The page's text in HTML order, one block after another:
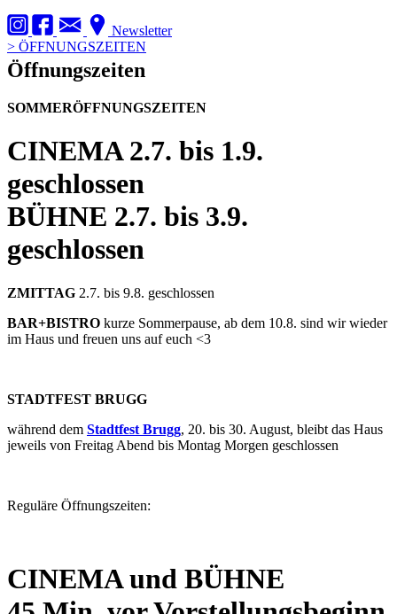
Newsletter
> ÖFFNUNGSZEITEN
Öffnungszeiten
SOMMERÖFFNUNGSZEITEN
CINEMA2.7. bis 1.9.
geschlossen
BÜHNE 2.7. bis 3.9.
geschlossen
ZMITTAG 2.7. bis 9.8. geschlossen
BAR+BISTRO kurze Sommerpause, ab dem 10.8. sind wir wieder
im Haus und freuen uns auf euch <3
STADTFEST BRUGG
während dem Stadtfest Brugg, 20. bis 30. August, bleibt das Haus
jeweils von Freitag Abend bis Montag Morgen geschlossen
Reguläre Öffnungszeiten:
CINEMA und BÜHNE